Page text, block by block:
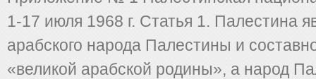
1-17 июля 1968 г. Статья 1. Палестина
арабского народа Палестины и
«великой арабской родины», а народ